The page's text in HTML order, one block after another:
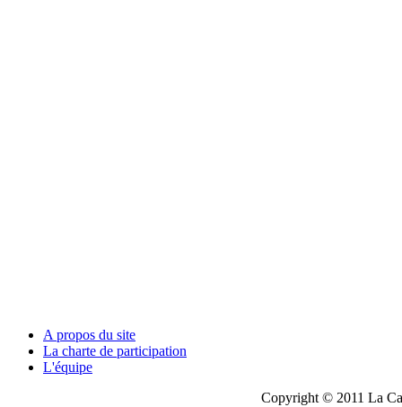
A propos du site
La charte de participation
L'équipe
Copyright © 2011 La